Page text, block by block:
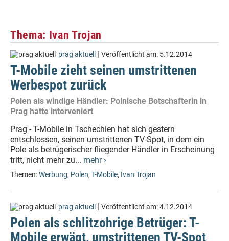
Thema: Ivan Trojan
prag aktuell | Veröffentlicht am: 5.12.2014
T-Mobile zieht seinen umstrittenen
Werbespot zurück
Polen als windige Händler: Polnische Botschafterin in
Prag hatte interveniert
Prag - T-Mobile in Tschechien hat sich gestern
entschlossen, seinen umstrittenen TV-Spot, in dem ein
Pole als betrügerischer fliegender Händler in Erscheinung
tritt, nicht mehr zu... mehr ›
Themen:Werbung, Polen, T-Mobile, Ivan Trojan
prag aktuell | Veröffentlicht am:4.12.2014
Polen als schlitzohrige Betrüger: T-
Mobile erwägt, umstrittenen TV-Spot